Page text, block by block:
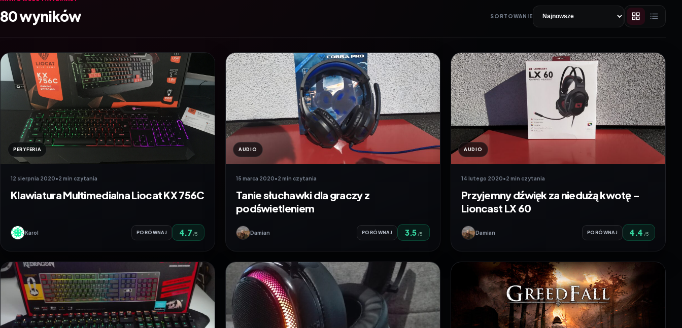
80 wyników SORTOWANIE
PERYFERIA
12 sierpnia 2020•2 min czytania
Klawiatura Multimedialna Liocat KX 756C
Karol PORÓWNAJ 4.7 /5
AUDIO
15 marca 2020•2 min czytania
Tanie słuchawki dla graczy z
podświetleniem
Damian PORÓWNAJ 3.5 /5
AUDIO
14 lutego 2020•2 min czytania
Przyjemny dźwięk za niedużą kwotę –
Lioncast LX 60
Damian PORÓWNAJ 4.4 /5